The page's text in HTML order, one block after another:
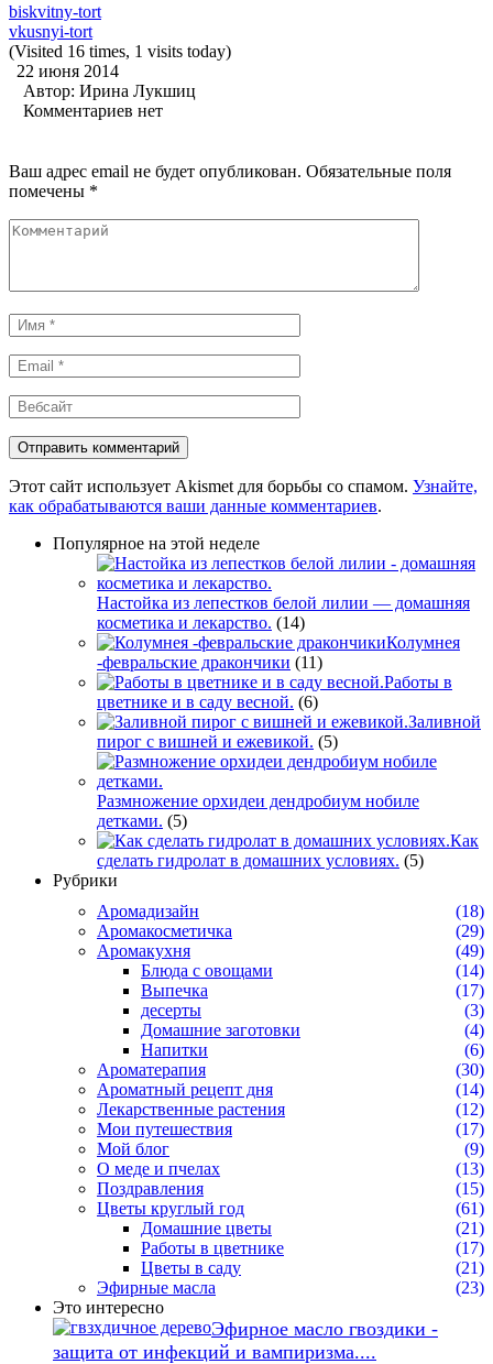
biskvitny-tort
vkusnyi-tort
(Visited 16 times, 1 visits today)
22 июня 2014
Автор: Ирина Лукшиц
Комментариев нет
Ваш адрес email не будет опубликован. Обязательные поля
помечены *
Комментарий
Имя
*
Email
*
Вебсайт
Этот сайт использует Akismet для борьбы со спамом. Узнайте,
как обрабатываются ваши данные комментариев.
Популярное на этой неделе
Настойка из лепестков белой лилии — домашняя
косметика и лекарство. (14)
Колумнея
-февральские дракончики (11)
Работы в
цветнике и в саду весной. (6)
Заливной
пирог с вишней и ежевикой. (5)
Размножение орхидеи дендробиум нобиле
детками. (5)
Как
сделать гидролат в домашних условиях. (5)
Рубрики
Аромадизайн
(18)
Аромакосметичка
(29)
Аромакухня
(49)
Блюда с овощами
(14)
Выпечка
(17)
десерты
(3)
Домашние заготовки
(4)
Напитки
(6)
Ароматерапия
(30)
Ароматный рецепт дня
(14)
Лекарственные растения
(12)
Мои путешествия
(17)
Мой блог
(9)
О меде и пчелах
(13)
Поздравления
(15)
Цветы круглый год
(61)
Домашние цветы
(21)
Работы в цветнике
(17)
Цветы в саду
(21)
Эфирные масла
(23)
Это интересно
Эфирное масло гвоздики -
защита от инфекций и вампиризма....